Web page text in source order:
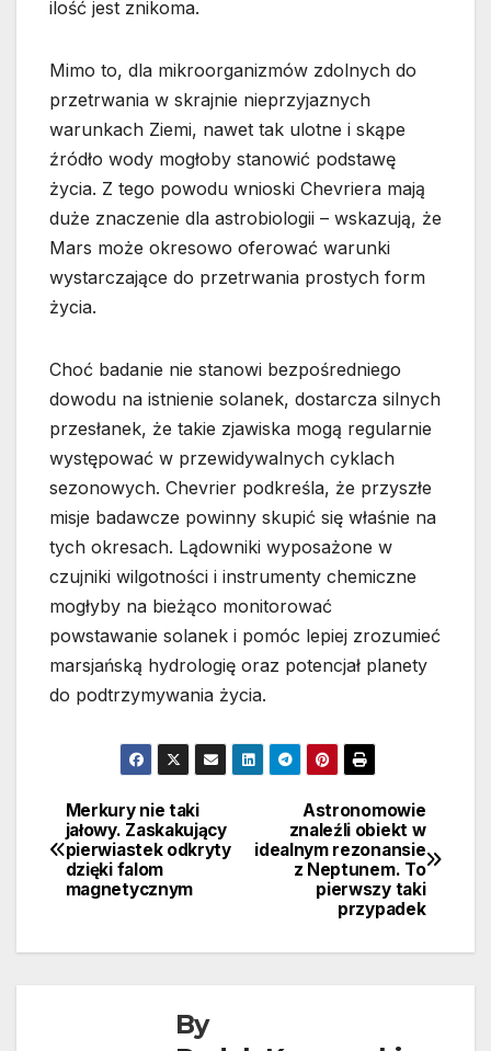
ilość jest znikoma.
Mimo to, dla mikroorganizmów zdolnych do
przetrwania w skrajnie nieprzyjaznych
warunkach Ziemi, nawet tak ulotne i skąpe
źródło wody mogłoby stanowić podstawę
życia. Z tego powodu wnioski Chevriera mają
duże znaczenie dla astrobiologii – wskazują, że
Mars może okresowo oferować warunki
wystarczające do przetrwania prostych form
życia.
Choć badanie nie stanowi bezpośredniego
dowodu na istnienie solanek, dostarcza silnych
przesłanek, że takie zjawiska mogą regularnie
występować w przewidywalnych cyklach
sezonowych. Chevrier podkreśla, że przyszłe
misje badawcze powinny skupić się właśnie na
tych okresach. Lądowniki wyposażone w
czujniki wilgotności i instrumenty chemiczne
mogłyby na bieżąco monitorować
powstawanie solanek i pomóc lepiej zrozumieć
marsjańską hydrologię oraz potencjał planety
do podtrzymywania życia.
Nawigacja
wpisu
Astronomowie
znaleźli obiekt w
idealnym rezonansie
z Neptunem. To
pierwszy taki
przypadek
Merkury nie taki
jałowy. Zaskakujący
pierwiastek odkryty
dzięki falom
magnetycznym
By